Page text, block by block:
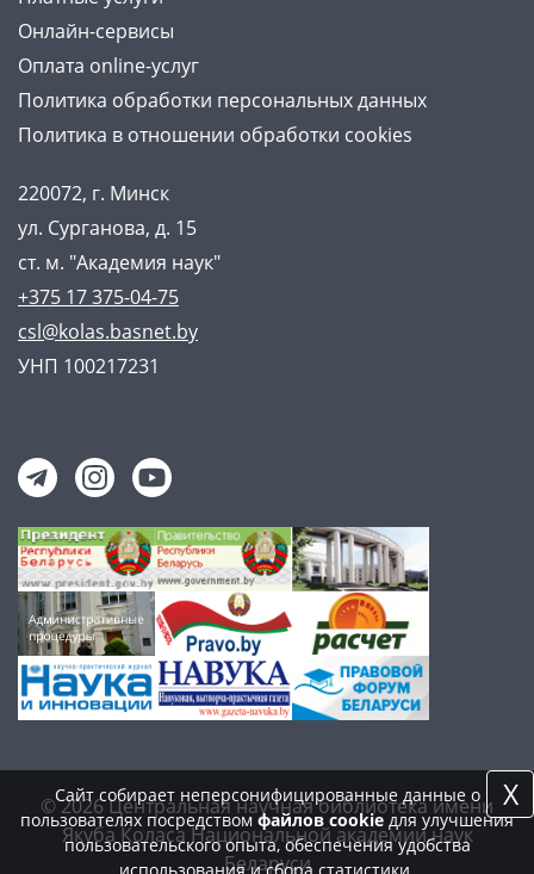
Онлайн-сервисы
Оплата online-услуг
Политика обработки персональных данных
Политика в отношении обработки cookies
220072, г. Минск
ул. Сурганова, д. 15
ст. м. "Академия наук"
+375 17 375-04-75
csl@kolas.basnet.by
УНП 100217231
© 2026 Центральная научная библиотека имени
Якуба Коласа Национальной академии наук
Беларуси
Сайт собирает неперсонифицированные данные о
пользователях посредствомфайлов cookieдля улучшения
пользовательского опыта, обеспечения удобства
X